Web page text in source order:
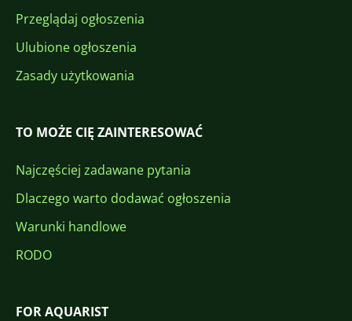
Przeglądaj ogłoszenia
Ulubione ogłoszenia
Zasady użytkowania
TO MOŻE CIĘ ZAINTERESOWAĆ
Najczęściej zadawane pytania
Dlaczego warto dodawać ogłoszenia
Warunki handlowe
RODO
FOR AQUARIST